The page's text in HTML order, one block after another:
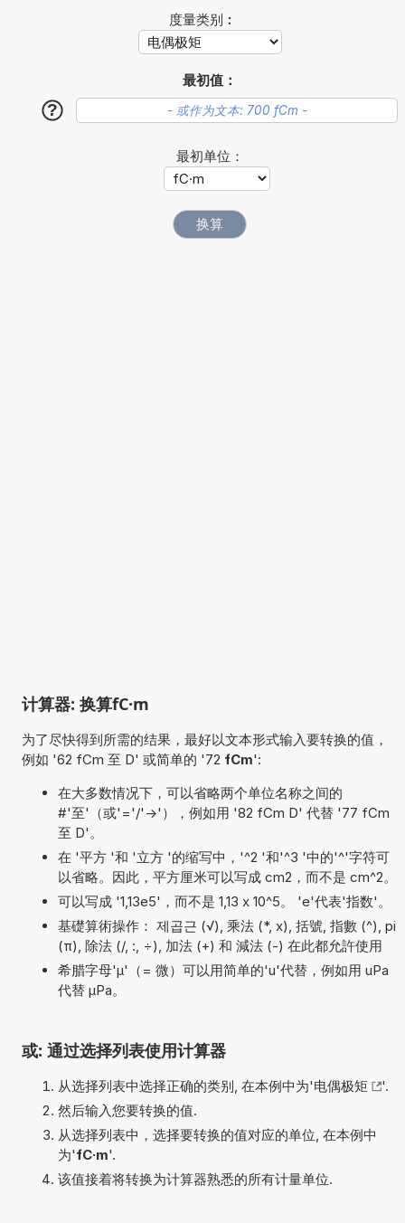
度量类别︰
最初值：
?
最初单位：
计算器: 换算fC·m
为了尽快得到所需的结果，最好以文本形式输入要转换的值，
例如 '62 fCm 至 D' 或简单的 '72 fCm':
在大多数情况下，可以省略两个单位名称之间的
#'至'（或'='/'->'），例如用 '82 fCm D' 代替 '77 fCm
至 D'。
在 '平方 '和 '立方 '的缩写中，'^2 '和'^3 '中的'^'字符可
以省略。因此，平方厘米可以写成 cm2，而不是 cm^2。
可以写成 '1,13e5'，而不是 1,13 x 10^5。 'e'代表'指数'。
基礎算術操作： 제곱근 (√), 乘法 (*, x), 括號, 指數 (^), pi
(π), 除法 (/, :, ÷), 加法 (+) 和 減法 (-) 在此都允許使用
希腊字母'µ'（= 微）可以用简单的'u'代替，例如用 uPa
代替 µPa。
或: 通过选择列表使用计算器
从选择列表中选择正确的类别, 在本例中为'电偶极矩
'.
然后输入您要转换的值.
从选择列表中，选择要转换的值对应的单位, 在本例中
为'fC·m'.
该值接着将转换为计算器熟悉的所有计量单位.